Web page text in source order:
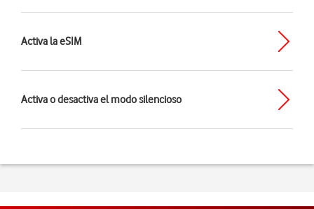
Activa la eSIM
Activa o desactiva el modo silencioso